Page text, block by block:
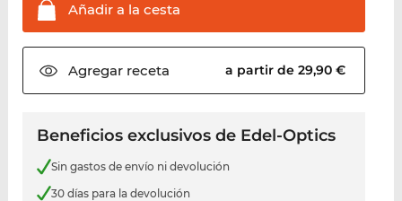
Añadir a la cesta
Agregarreceta a partir de 29,90 €
Beneficios exclusivos de Edel-Optics
Sin gastos de envío ni devolución
30 días para la devolución